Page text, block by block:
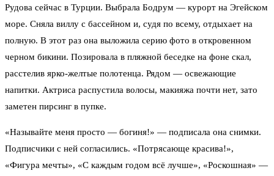
Рудова сейчас в Турции. Выбрала Бодрум — курорт на Эгейском
море. Сняла виллу с бассейном и, судя по всему, отдыхает на
полную. В этот раз она выложила серию фото в откровенном
черном бикини. Позировала в пляжной беседке на фоне скал,
расстелив ярко-желтые полотенца. Рядом — освежающие
напитки. Актриса распустила волосы, макияжа почти нет, зато
заметен пирсинг в пупке.
«Называйте меня просто — богиня!» — подписала она снимки.
Подписчики с ней согласились. «Потрясающе красива!»,
«Фигура мечты», «С каждым годом всё лучше», «Роскошная» —